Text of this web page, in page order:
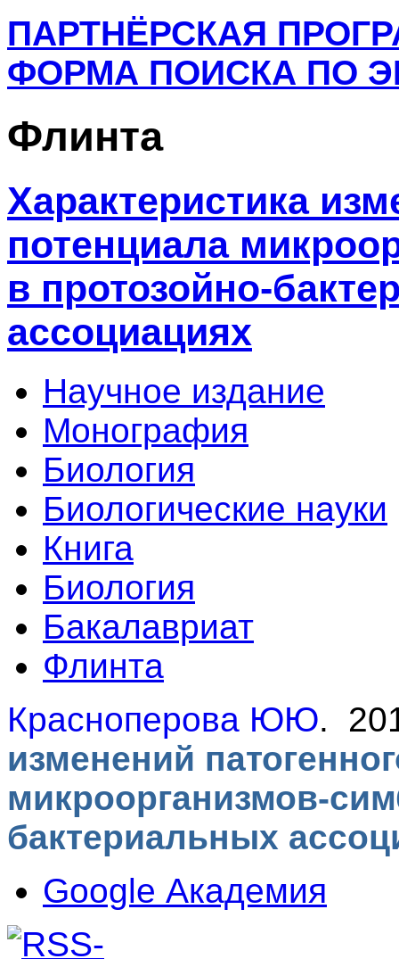
ПАРТНЁРСКАЯ
ФОРМА ПОИСКА ПО
Флинта
Характеристика
потенциала
в протозойно-
ассоциациях
Научное издание
Монография
Биология
Биологические науки
Книга
Биология
Бакалавриат
Флинта
Красноперова ЮЮ.
изменений
микроорганизмов-
бактериальных
Google Академия